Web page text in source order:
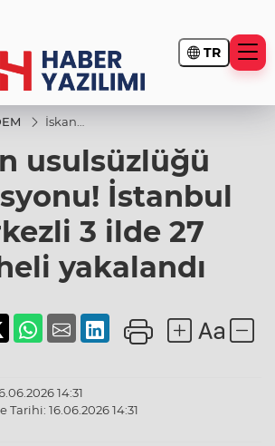
TR
İskan
operasyonu!
İstanbul
ilde 27
şüpheli
yakalandı
usulsüzlüğü
İstanbul
3 ilde 27
yakalandı
14:31
16.06.2026 14:31